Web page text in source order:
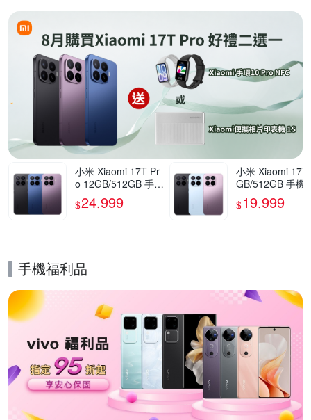
小米 Xiaomi 17T Pr
o 12GB/512GB 手機
官方旗艦館
$24,999
小米 Xiaomi 17T
GB/512GB 手機
方旗艦館
$19,999
手機福利品